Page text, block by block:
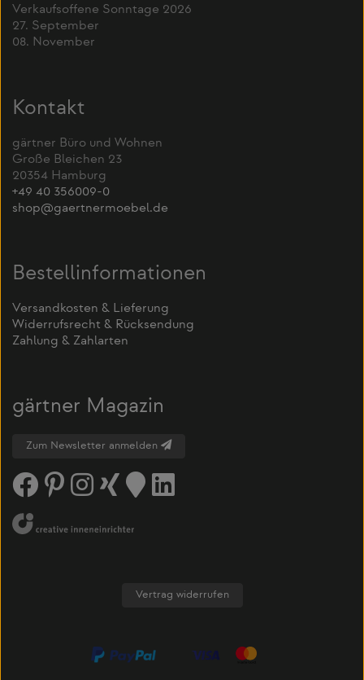
Verkaufsoffene Sonntage 2026
27. September
08. November
Kontakt
gärtner Büro und Wohnen
Große Bleichen 23
20354 Hamburg
+49 40 356009-0
shop@gaertnermoebel.de
Bestellinformationen
Versandkosten & Lieferung
Widerrufsrecht & Rücksendung
Zahlung & Zahlarten
gärtner Magazin
Zum Newsletter anmelden
Vertrag widerrufen